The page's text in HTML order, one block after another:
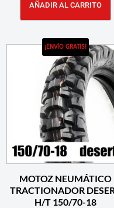
AÑADIR AL CARRITO
¡ENVÍO GRATIS!
MOTOZ NEUMÁTICO
TRACTIONADOR
H/T 150/70-18